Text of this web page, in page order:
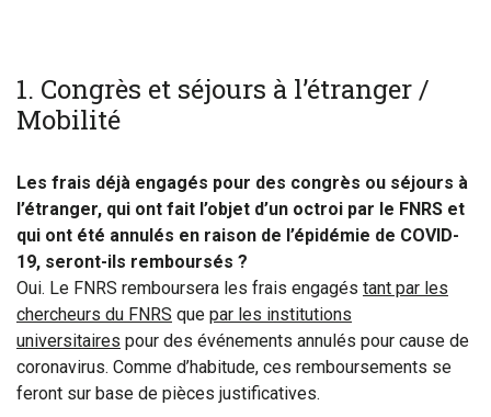
1. Congrès et séjours à l’étranger /
Mobilité
Les frais déjà engagés pour des congrès ou séjours à
l’étranger, qui ont fait l’objet d’un octroi par le FNRS et
qui ont été annulés en raison de l’épidémie de COVID-
19, seront-ils remboursés ?
Oui. Le FNRS remboursera les frais engagés tant par les
chercheurs du FNRS que par les institutions
universitaires pour des événements annulés pour cause de
coronavirus. Comme d’habitude, ces remboursements se
feront sur base de pièces justificatives.